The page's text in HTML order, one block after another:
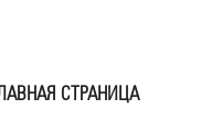
СТРАНИЦА